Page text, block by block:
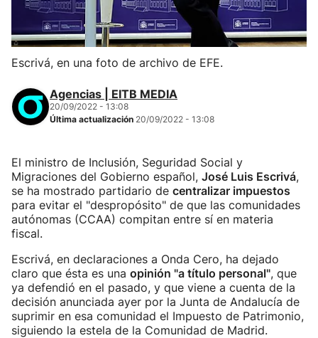
Escrivá, en una foto de archivo de EFE.
Agencias | EITB MEDIA
20/09/2022 - 13:08
Última actualización 20/09/2022 - 13:08
El ministro de Inclusión, Seguridad Social y
Migraciones del Gobierno español, José Luis Escrivá,
se ha mostrado partidario de centralizar impuestos
para evitar el "despropósito" de que las comunidades
autónomas (CCAA) compitan entre sí en materia
fiscal.
Escrivá, en declaraciones a Onda Cero, ha dejado
claro que ésta es una opinión "a título personal", que
ya defendió en el pasado, y que viene a cuenta de la
decisión anunciada ayer por la Junta de Andalucía de
suprimir en esa comunidad el Impuesto de Patrimonio,
siguiendo la estela de la Comunidad de Madrid.